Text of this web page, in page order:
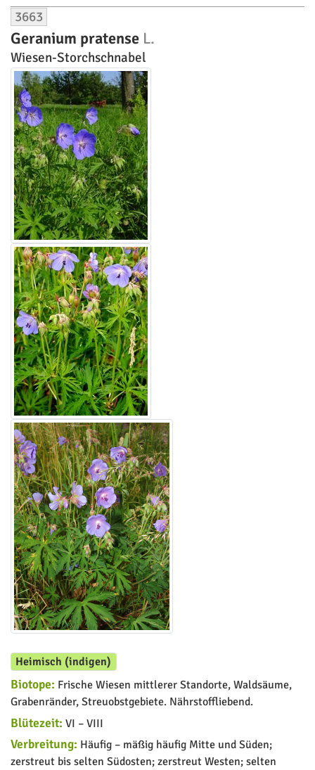
3663
Geranium pratense L.
Wiesen-Storchschnabel
Heimisch (indigen)
Biotope: Frische Wiesen mittlerer Standorte, Waldsäume,
Grabenränder, Streuobstgebiete. Nährstoffliebend.
Blütezeit: VI – VIII
Verbreitung: Häufig – mäßig häufig Mitte und Süden;
zerstreut bis selten Südosten; zerstreut Westen; selten